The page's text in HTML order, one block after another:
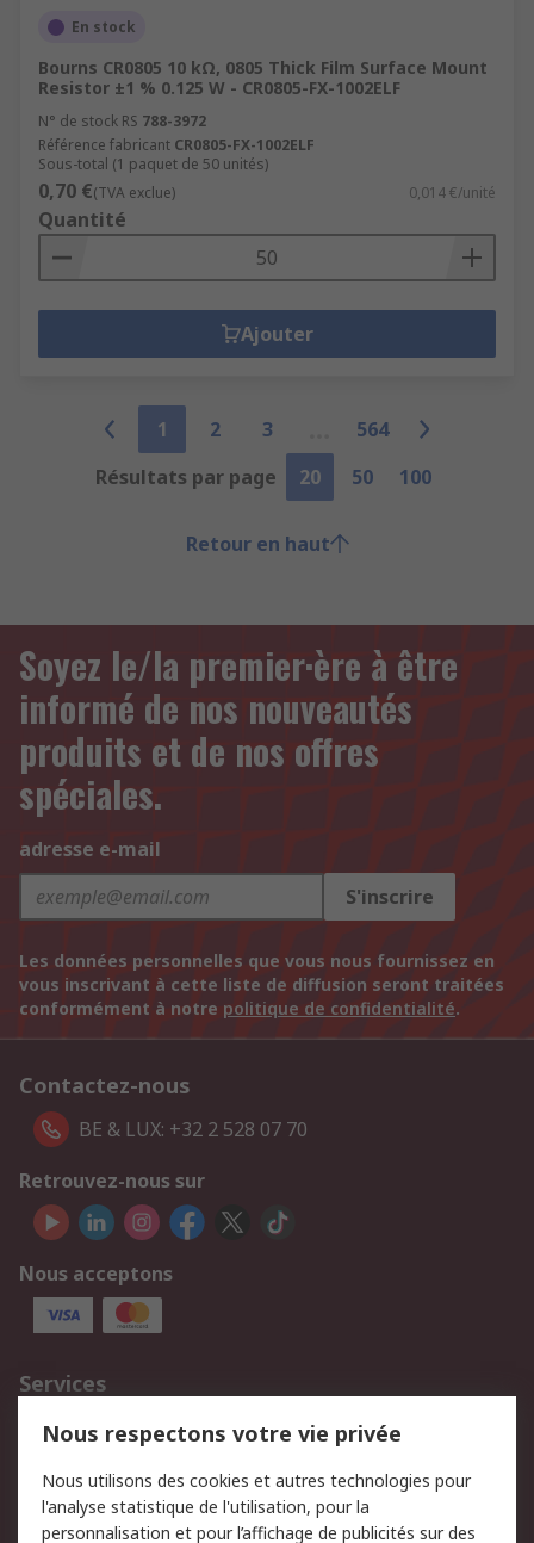
En stock
Bourns CR0805 10 kΩ, 0805 Thick Film Surface Mount
Resistor ±1 % 0.125 W - CR0805-FX-1002ELF
N° de stock RS 788-3972
Référence fabricant CR0805-FX-1002ELF
Sous-total (1 paquet de 50 unités)
0,70 €(TVA exclue) 0,014 €/unité
Quantité
Ajouter
1 2 3
564
Résultats par page
20 50 100
Retour en haut
Soyez le/la premier·ère à être
informé de nos nouveautés
produits et de nos offres
spéciales.
adresse e-mail
S'inscrire
Les données personnelles que vous nous fournissez en
vous inscrivant à cette liste de diffusion seront traitées
conformément à notre politique de confidentialité.
Contactez-nous
BE & LUX: +32 2 528 07 70
Retrouvez-nous sur
Nous acceptons
Services
750.000 produits
2.500 marques
Retours
Support technique
Track & trace
Nous respectons votre vie privée
Nous utilisons des cookies et autres technologies pour
l'analyse statistique de l'utilisation, pour la
personnalisation et pour l’affichage de publicités sur des